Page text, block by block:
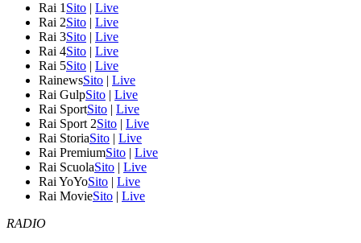
Rai 1 Sito | Live
Rai 2Sito | Live
Rai 3Sito | Live
Rai 4Sito | Live
Rai 5Sito | Live
RainewsSito | Live
Rai GulpSito | Live
Rai SportSito | Live
Rai Sport 2Sito | Live
Rai StoriaSito | Live
Rai PremiumSito | Live
Rai ScuolaSito | Live
Rai YoYoSito | Live
Rai MovieSito | Live
RADIO